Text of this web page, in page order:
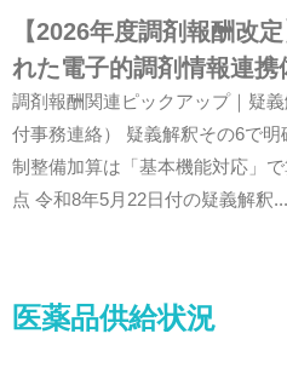
【2026年度調剤報酬改
れた電子的調剤情報連携
調剤報酬関連ピックアップ｜疑
付事務連絡） 疑義解釈その6で
制整備加算は「基本機能対応」
点 令和8年5月22日付の疑義解釈...
医薬品供給状況